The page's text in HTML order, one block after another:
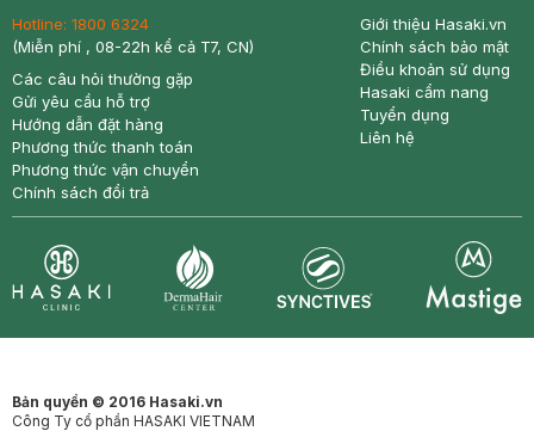
Hotline: 1800 6324
(Miễn phí , 08-22h kể cả T7, CN)
Các câu hỏi thường gặp
Gửi yêu cầu hỗ trợ
Hướng dẫn đặt hàng
Phương thức thanh toán
Phương thức vận chuyển
Chính sách đổi trả
Giới thiệu Hasaki.vn
Chính sách bảo mật
Điều khoản sử dụng
Hasaki cẩm nang
Tuyển dụng
Liên hệ
Bản quyền © 2016 Hasaki.vn
Công Ty cổ phần HASAKI VIETNAM